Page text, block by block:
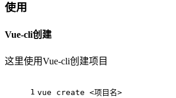
使用
Vue-cli创建
这里使用Vue-cli创建项目
1 vue create <项目名>